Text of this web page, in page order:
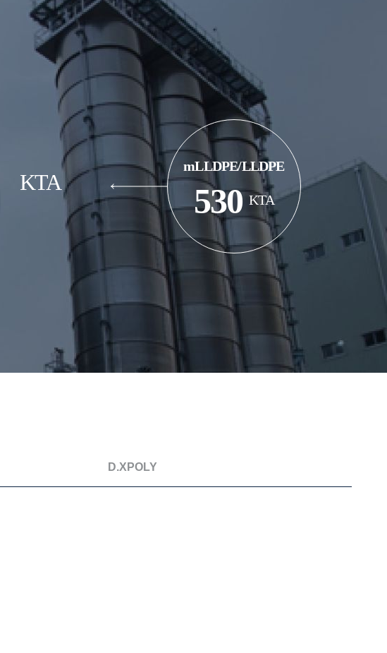
KTA
mLLDPE/LLDPE
530 KTA
D.XPOLY